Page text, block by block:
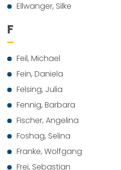
Ellwanger, Silke
F
Feil, Michael
Fein, Daniela
Felsing, Julia
Fennig, Barbara
Fischer, Angelina
Foshag, Selina
Franke, Wolfgang
Frei, Sebastian